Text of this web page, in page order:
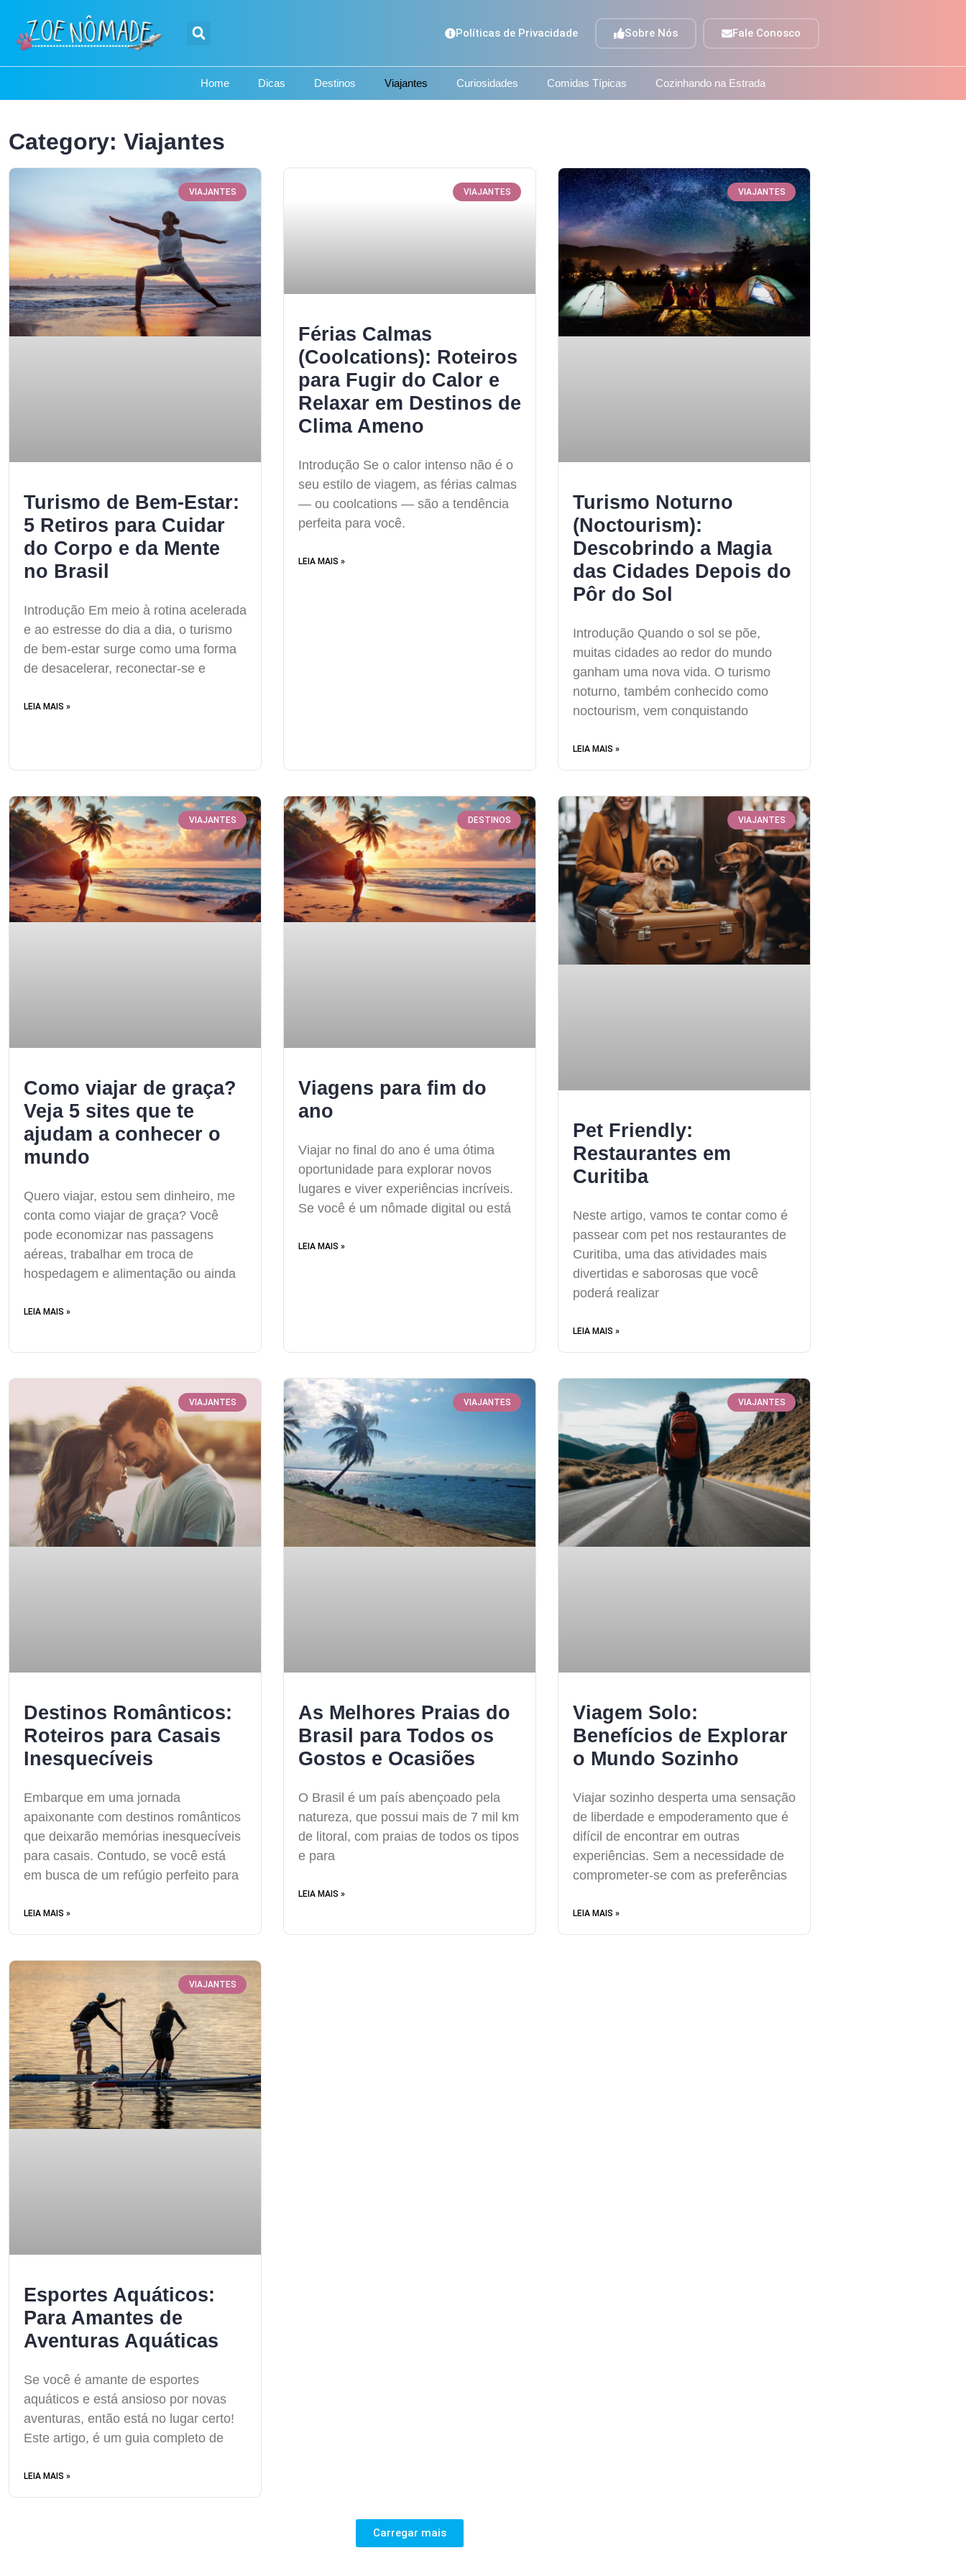
Políticas de Privacidade Sobre Nós Fale Conosco
Home Dicas Destinos Viajantes Curiosidades Comidas Típicas Cozinhando na Estrada
Category: Viajantes
VIAJANTES
Turismo de Bem-Estar:
5 Retiros para Cuidar
do Corpo e da Mente
no Brasil
Introdução Em meio à rotina acelerada
e ao estresse do dia a dia, o turismo
de bem-estar surge como uma forma
de desacelerar, reconectar-se e
LEIA MAIS »
VIAJANTES
Férias Calmas
(Coolcations): Roteiros
para Fugir do Calor e
Relaxar em Destinos de
Clima Ameno
Introdução Se o calor intenso não é o
seu estilo de viagem, as férias calmas
— ou coolcations — são a tendência
perfeita para você.
LEIA MAIS »
VIAJANTES
Turismo Noturno
(Noctourism):
Descobrindo a Magia
das Cidades Depois do
Pôr do Sol
Introdução Quando o sol se põe,
muitas cidades ao redor do mundo
ganham uma nova vida. O turismo
noturno, também conhecido como
noctourism, vem conquistando
LEIA MAIS »
VIAJANTES
Como viajar de graça?
Veja 5 sites que te
ajudam a conhecer o
mundo
Quero viajar, estou sem dinheiro, me
conta como viajar de graça? Você
pode economizar nas passagens
aéreas, trabalhar em troca de
hospedagem e alimentação ou ainda
LEIA MAIS »
DESTINOS
Viagens para fim do
ano
Viajar no final do ano é uma ótima
oportunidade para explorar novos
lugares e viver experiências incríveis.
Se você é um nômade digital ou está
LEIA MAIS »
VIAJANTES
Pet Friendly:
Restaurantes em
Curitiba
Neste artigo, vamos te contar como é
passear com pet nos restaurantes de
Curitiba, uma das atividades mais
divertidas e saborosas que você
poderá realizar
LEIA MAIS »
VIAJANTES
Destinos Românticos:
Roteiros para Casais
Inesquecíveis
‍Embarque em uma jornada
apaixonante com destinos românticos
que deixarão memórias inesquecíveis
para casais. Contudo, se você está
em busca de um refúgio perfeito para
LEIA MAIS »
VIAJANTES
As Melhores Praias do
Brasil para Todos os
Gostos e Ocasiões
O Brasil é um país abençoado pela
natureza, que possui mais de 7 mil km
de litoral, com praias de todos os tipos
e para
LEIA MAIS »
VIAJANTES
Viagem Solo:
Benefícios de Explorar
o Mundo Sozinho
Viajar sozinho desperta uma sensação
de liberdade e empoderamento que é
difícil de encontrar em outras
experiências. Sem a necessidade de
comprometer-se com as preferências
LEIA MAIS »
VIAJANTES
Esportes Aquáticos:
Para Amantes de
Aventuras Aquáticas
Se você é amante de esportes
aquáticos e está ansioso por novas
aventuras, então está no lugar certo!
Este artigo, é um guia completo de
LEIA MAIS »
Carregar mais